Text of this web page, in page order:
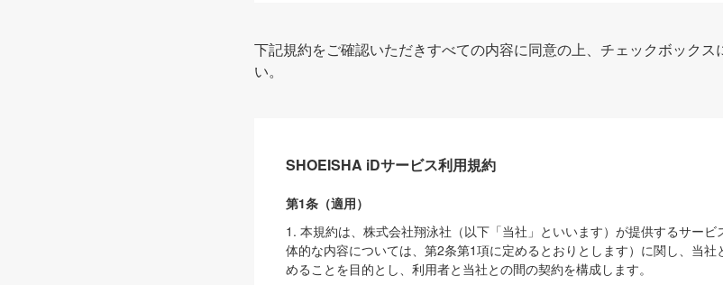
下記規約をご確認いただきすべての内容に同意の上、チェックボックス
い。
SHOEISHA iDサービス利用規約
第1条（適用）
1. 本規約は、株式会社翔泳社（以下「当社」といいます）が提供するサー
体的な内容については、第2条第1項に定めるとおりとします）に関し、当
めることを目的とし、利用者と当社との間の契約を構成します。